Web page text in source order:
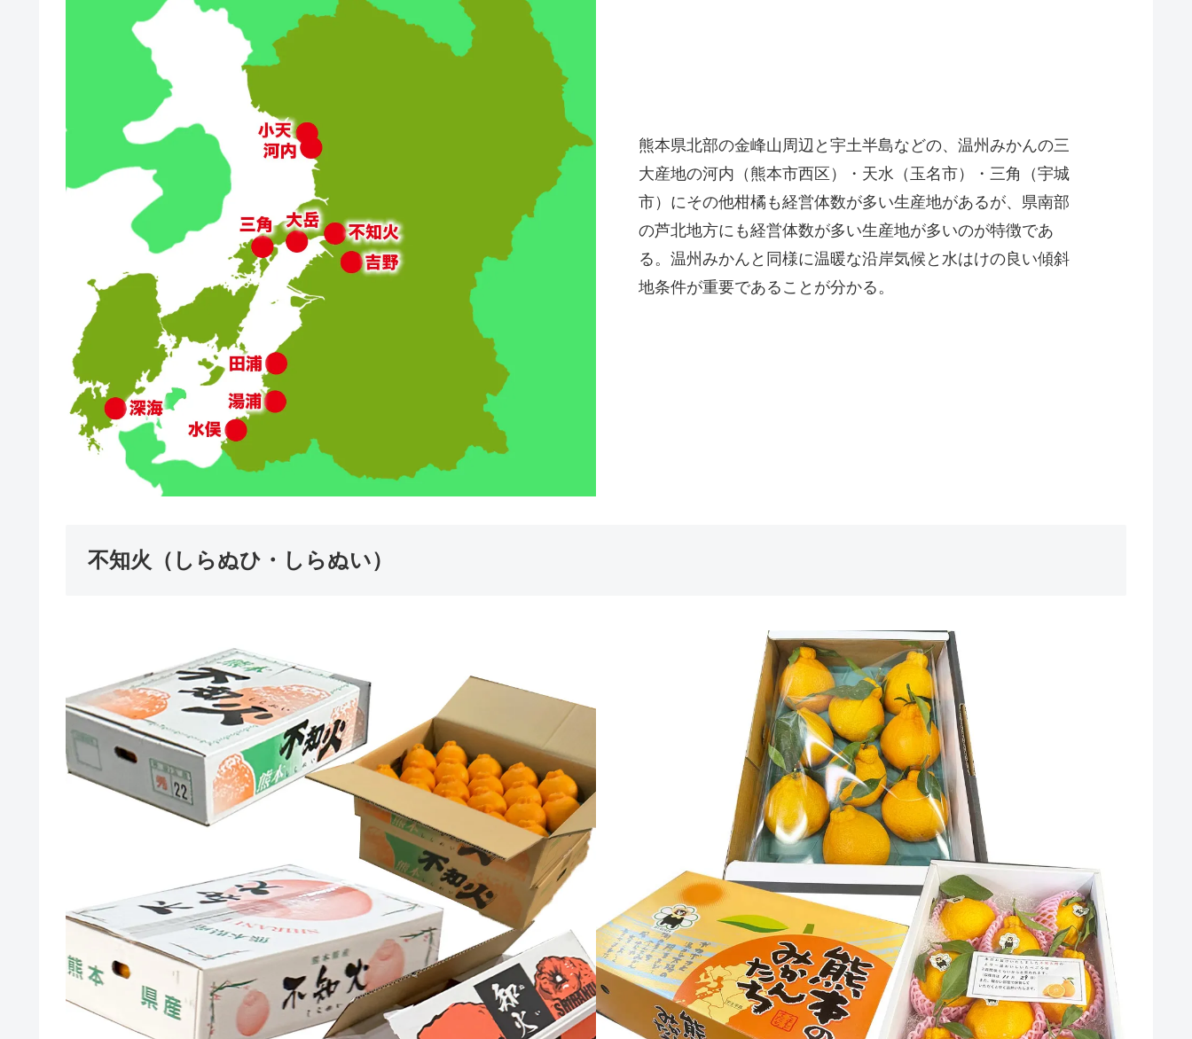
熊本県北部の金峰山周辺と宇土半島などの、温州みかんの三
大産地の河内（熊本市西区）・天水（玉名市）・三角（宇城
市）にその他柑橘も経営体数が多い生産地があるが、県南部
の芦北地方にも経営体数が多い生産地が多いのが特徴であ
る。温州みかんと同様に温暖な沿岸気候と水はけの良い傾斜
地条件が重要であることが分かる。
不知火（しらぬひ・しらぬい）